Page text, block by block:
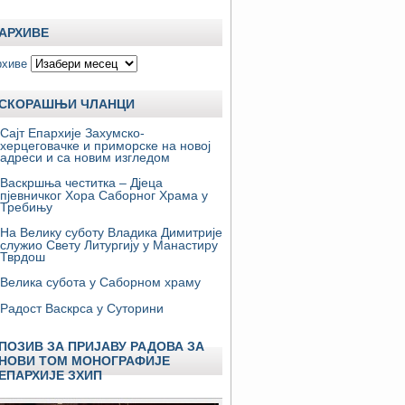
ЧЛАНЦИ
Сајт Епархије Захумско-
херцеговачке и приморске на новој
адреси и са новим изгледом
Васкршња честитка – Дјеца
пјевничког Хора Саборног Храма у
Требињу
На Велику суботу Владика Димитрије
служио Свету Литургију у Манастиру
Тврдош
Велика субота у Саборном храму
Радост Васкрса у Суторини
ЗА ПРИЈАВУ РАДОВА ЗА
ТОМ МОНОГРАФИЈЕ
ЗХИП